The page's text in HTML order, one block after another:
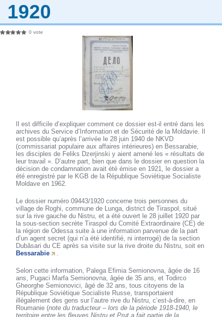
1920
0 vote
Il est difficile d’expliquer comment ce dossier est-il entré dans les
archives du Service d’Information et de Sécurité de la Moldavie. Il
est possible qu’après l’arrivée le 28 juin 1940 de NKVD
(commissariat populaire aux affaires intérieures) en Bessarabie,
les disciples de Feliks Dzerjinski y aient amené les « résultats de
leur travail ». D’autre part, bien que dans le dossier en question la
décision de condamnation avait été émise en 1921, le dossier a
été enregistré par le KGB de la République Soviétique Socialiste
Moldave en 1962.
Le dossier numéro 09443/1920 concerne trois personnes du
village de Roghi, commune de Lunga, district de Tiraspol, situé
sur la rive gauche du Nistru, et a été ouvert le 28 juillet 1920 par
la sous-section secrète Tiraspol du Comité Extraordinaire (CE) de
la région de Odessa suite à une information parvenue de la part
d’un agent secret (qui n’a été identifié, ni interrogé) de la section
Dubăsari du CE après sa visite sur la rive droite du Nistru, soit en
Bessarabie
.
Selon cette information, Palega Efimia Semionovna, âgée de 16
ans, Pugaci Marfa Semionovna, âgée de 35 ans, et Todirco
Gheorghe Semionovici, âgé de 32 ans, tous citoyens de la
République Soviétique Socialiste Russe, transportaient
illégalement des gens sur l’autre rive du Nistru, c’est-à-dire, en
Roumanie (note du traducteur – lors de la période 1918-1940, le
territoire entre les fleuves Nistru et Prut a fait partie de la